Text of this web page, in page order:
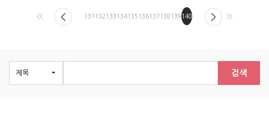
<< 131 132 133 134135 136137 138 139140 >>
검색